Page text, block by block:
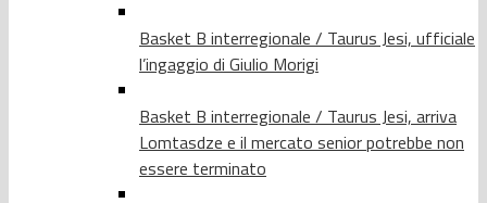
Basket B interregionale / Taurus Jesi, ufficiale
l’ingaggio di Giulio Morigi
Basket B interregionale / Taurus Jesi, arriva
Lomtasdze e il mercato senior potrebbe non
essere terminato